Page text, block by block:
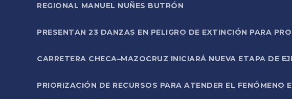
REGIONAL MANUEL NUÑES BUTRÓN
PRESENTAN 23 DANZAS EN PELIGRO DE EXTINCIÓN PARA
CARRETERA CHECA–MAZOCRUZ INICIARÁ NUEVA ETAPA DE
PRIORIZACIÓN DE RECURSOS PARA ATENDER EL